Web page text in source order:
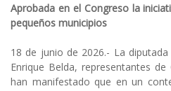
Aprobada en el Congreso la
pequeños municipios
18 de junio de 2026.- La
Enrique Belda, representantes
han manifestado que en un